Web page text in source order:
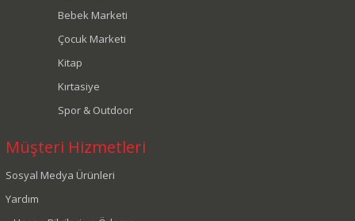
Bebek Marketi
Çocuk Marketi
Kitap
Kırtasiye
Spor & Outdoor
Müşteri Hizmetleri
Sosyal Medya Ürünleri
Yardım